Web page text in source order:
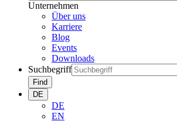
Unternehmen
Über uns
Karriere
Blog
Events
Downloads
Suchbegriff
Find
DE
DE
EN